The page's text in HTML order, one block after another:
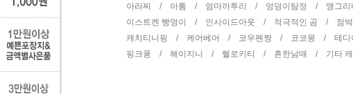
아라찌 / 아톰 / 엄마까투리 / 엉덩이탐정 / 앵그
이스트켄 빵멍이 / 인사이드아웃 / 적극적인 곰 / 점
캐치티니핑 / 케어베어 / 코우펜짱 / 코코몽 / 테
핑크퐁 / 헤이지니 / 헬로키티 / 흔한남매 / 기타